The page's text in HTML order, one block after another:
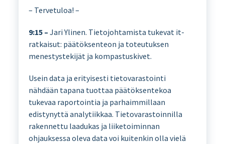
– Tervetuloa! –
9:15 – Jari Ylinen. Tietojohtamista tukevat it-
ratkaisut: päätöksenteon ja toteutuksen
menestystekijät ja kompastuskivet.
Usein data ja erityisesti tietovarastointi
nähdään tapana tuottaa päätöksentekoa
tukevaa raportointia ja parhaimmillaan
edistynyttä analytiikkaa. Tietovarastoinnilla
rakennettu laadukas ja liiketoiminnan
ohjauksessa oleva data voi kuitenkin olla vielä